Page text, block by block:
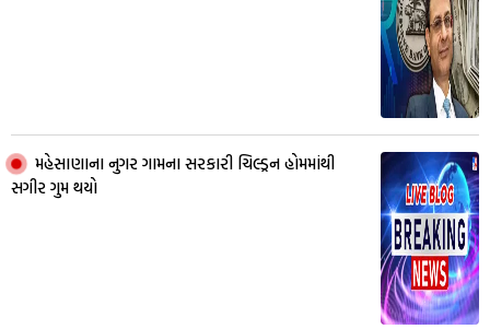
મહેસાણાના નુગર ગામના સરકારી ચિલ્ડ્રન હોમમાંથી
સગીર ગુમ થયો